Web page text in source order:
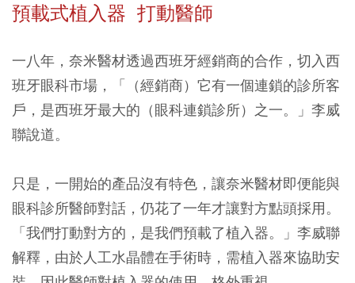
預載式植入器 打動醫師
一八年，奈米醫材透過西班牙經銷商的合作，切入西
班牙眼科市場，「（經銷商）它有一個連鎖的診所客
戶，是西班牙最大的（眼科連鎖診所）之一。」李威
聯說道。
只是，一開始的產品沒有特色，讓奈米醫材即便能與
眼科診所醫師對話，仍花了一年才讓對方點頭採用。
「我們打動對方的，是我們預載了植入器。」李威聯
解釋，由於人工水晶體在手術時，需植入器來協助安